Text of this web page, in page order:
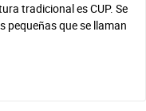
tradicional es CUP. Se
pequeñas que se llaman